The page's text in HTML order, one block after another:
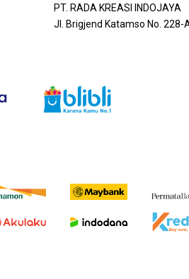
PT. RADA KREASI INDOJAYA
Jl. Brigjend Katamso No. 228-